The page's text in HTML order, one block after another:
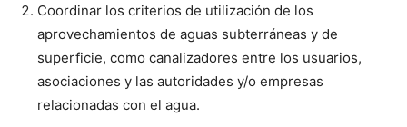
Coordinar los criterios de utilización de los
aprovechamientos de aguas subterráneas y de
superficie, como canalizadores entre los usuarios,
asociaciones y las autoridades y/o empresas
relacionadas con el agua.